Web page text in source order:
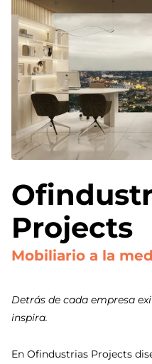
Projects
Mobiliario a la
Detrás de cada empresa
inspira.
En Ofindustrias Projects